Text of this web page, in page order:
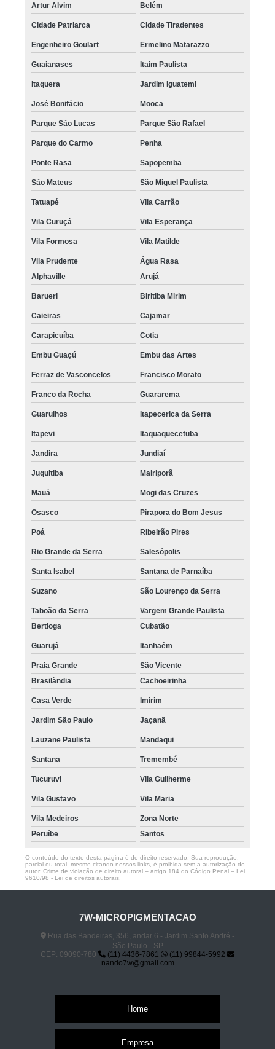
Artur Alvim Belém
Cidade Patriarca Cidade Tiradentes
Engenheiro Goulart Ermelino Matarazzo
Guaianases Itaim Paulista
Itaquera Jardim Iguatemi
José Bonifácio Mooca
Parque São Lucas Parque São Rafael
Parque do Carmo Penha
Ponte Rasa Sapopemba
São Mateus São Miguel Paulista
Tatuapé Vila Carrão
Vila Curuçá Vila Esperança
Vila Formosa Vila Matilde
Vila Prudente
Água Rasa
Alphaville
Arujá
Barueri Biritiba Mirim
Caieiras Cajamar
Carapicuíba Cotia
Embu Guaçú Embu das Artes
Ferraz de Vasconcelos Francisco Morato
Franco da Rocha Guararema
Guarulhos Itapecerica da Serra
Itapevi Itaquaquecetuba
Jandira Jundiaí
Juquitiba Mairiporã
Mauá Mogi das Cruzes
Osasco Pirapora do Bom Jesus
Poá Ribeirão Pires
Rio Grande da Serra Salesópolis
Santa Isabel Santana de Parnaíba
Suzano São Lourenço da Serra
Taboão da Serra
Vargem Grande Paulista
Bertioga
Cubatão
Guarujá Itanhaém
Praia Grande
São Vicente
Brasilândia
Cachoeirinha
Casa Verde Imirim
Jardim São Paulo Jaçanã
Lauzane Paulista Mandaqui
Santana Tremembé
Tucuruvi Vila Guilherme
Vila Gustavo Vila Maria
Vila Medeiros
Zona Norte
Peruíbe
Santos
O conteúdo do texto desta página é de direito reservado. Sua reprodução,
parcial ou total, mesmo citando nossos links, é proibida sem a autorização do
autor. Crime de violação de direito autoral – artigo 184 do Código Penal – Lei
9610/98 - Lei de direitos autorais
7W-MICROPIGMENTACAO
Rua das Bandeiras, 356, andar 6 - Jardim Santo André -
São Paulo - SP
CEP: 09090-780
(11) 4436-7861
(11) 99844-5992
nando7w@gmail.com
Home
Empresa